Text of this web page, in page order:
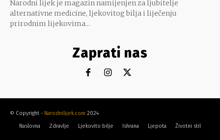
Narodni lijek je magazin namijenjen za ljubitelje
alternativne medicine, ljekovitog bilja i liječenju
prirodnim lijekovima...
Zaprati nas
© Copyright - Narodnilijek.com 2024
Naslovna
Zdravlje Ljekovito bilje Ishrana Ljepota Životni stil